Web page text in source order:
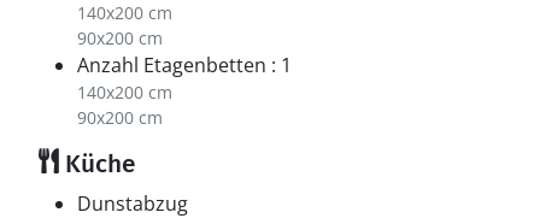
140x200 cm
90x200 cm
Anzahl Etagenbetten : 1
140x200 cm
90x200 cm
Küche
Dunstabzug